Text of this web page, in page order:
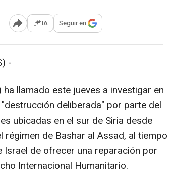
Abrir opciones para compartir
IA Seguir en
-
llamado este jueves a investigar en
deliberada" por parte del
ubicadas en el sur de Siria desde
de Bashar al Assad, al tiempo
Israel de ofrecer una reparación por
Internacional Humanitario.